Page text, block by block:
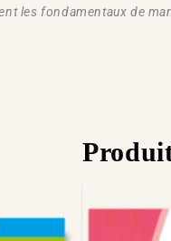
les fondamentaux de